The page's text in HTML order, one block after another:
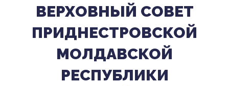
ВЕРХОВНЫЙ CОВЕТ
ПРИДНЕСТРОВСКОЙ
МОЛДАВСКОЙ
РЕСПУБЛИКИ